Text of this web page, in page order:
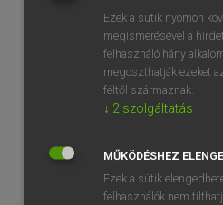
Ezek a sütik nyomon
megismerésével a
felhasználó hány
megoszthatják ezeket
féltől származnak.
↓ 2 szolgáltatás
MŰKÖDÉSHEZ
Ezek a sütik
felhasználók nem